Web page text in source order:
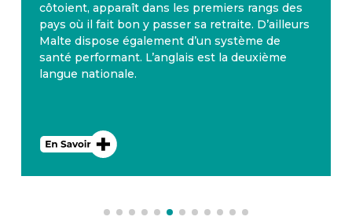
côtoient, apparaît dans les premiers rangs des
pays où il fait bon y passer sa retraite. D’ailleurs
Malte dispose également d’un système de
santé performant. L’anglais est la deuxième
langue nationale.